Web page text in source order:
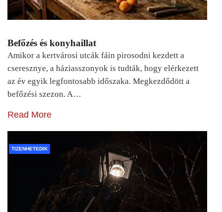
Befőzés és konyhaillat
Amikor a kertvárosi utcák fáin pirosodni kezdett a
cseresznye, a háziasszonyok is tudták, hogy elérkezett
az év egyik legfontosabb időszaka. Megkezdődött a
befőzési szezon. A…
Read More
TIZENHETEDIK